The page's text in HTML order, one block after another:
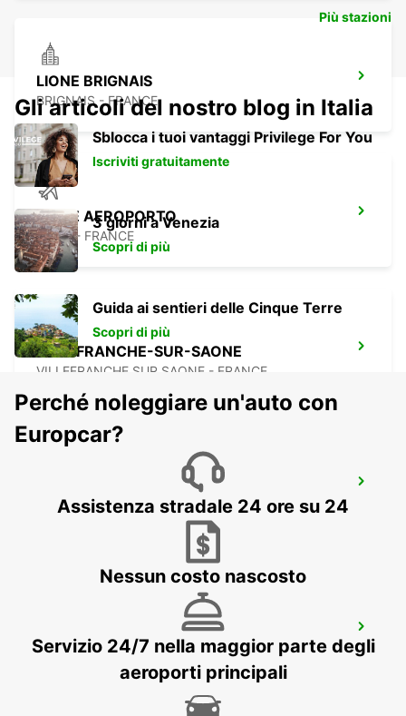
LIONE BRIGNAIS
BRIGNAIS - FRANCE
LIONE AEROPORTO
LYON - FRANCE
VILLEFRANCHE-SUR-SAONE
VILLEFRANCHE SUR SAONE - FRANCE
SAINT ETIENNE - FRANCE
SAINT-ETIENNE STAZIONE FERROVIARIA
- PUNTO DI SERVIZIO
Più stazioni
Gli articoli del nostro blog in Italia
Sblocca i tuoi vantaggi Privilege For You
Iscriviti gratuitamente
3 giorni a Venezia
Scopri di più
Guida ai sentieri delle Cinque Terre
Scopri di più
Perché noleggiare un'auto con
Europcar?
Assistenza stradale 24 ore su 24
Nessun costo nascosto
Servizio 24/7 nella maggior parte degli
aeroporti principali